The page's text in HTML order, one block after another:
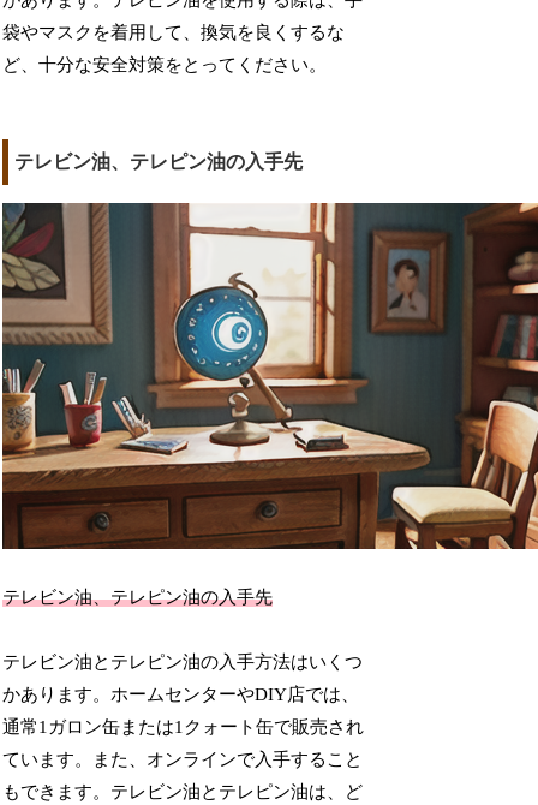
袋やマスクを着用して、換気を良くするな
ど、十分な安全対策をとってください。
テレビン油、テレピン油の入手先
テレビン油、テレピン油の入手先
テレビン油とテレピン油の入手方法はいくつ
かあります。ホームセンターやDIY店では、
通常1ガロン缶または1クォート缶で販売され
ています。また、オンラインで入手すること
もできます。テレビン油とテレピン油は、ど